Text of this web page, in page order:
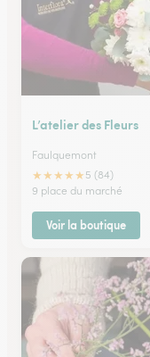
L’atelier des Fleurs
Faulquemont
★★★★★ 5 (84)
9 place du marché
Voir la boutique